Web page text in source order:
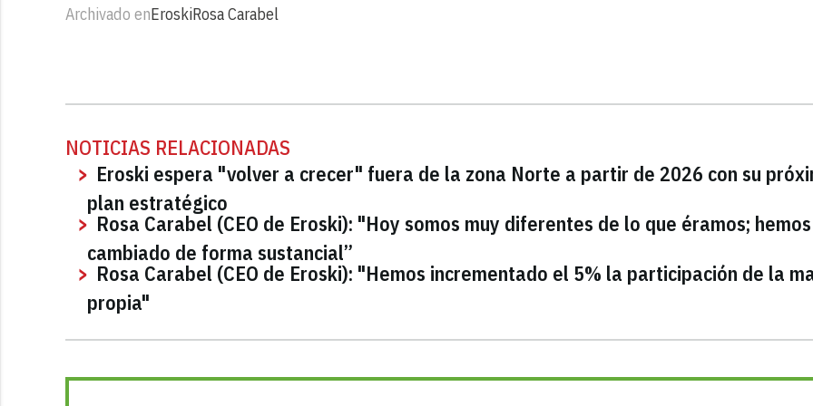
Archivado enEroskiRosa Carabel
NOTICIAS RELACIONADAS
Eroski espera "volver a crecer" fuera de la zona Norte a partir de 2026 con su
plan estratégico
Rosa Carabel (CEO de Eroski): "Hoy somos muy diferentes de lo que éramos; hemos
cambiado de forma sustancial”
Rosa Carabel (CEO de Eroski): "Hemos incrementado el 5% la participación de la
propia"